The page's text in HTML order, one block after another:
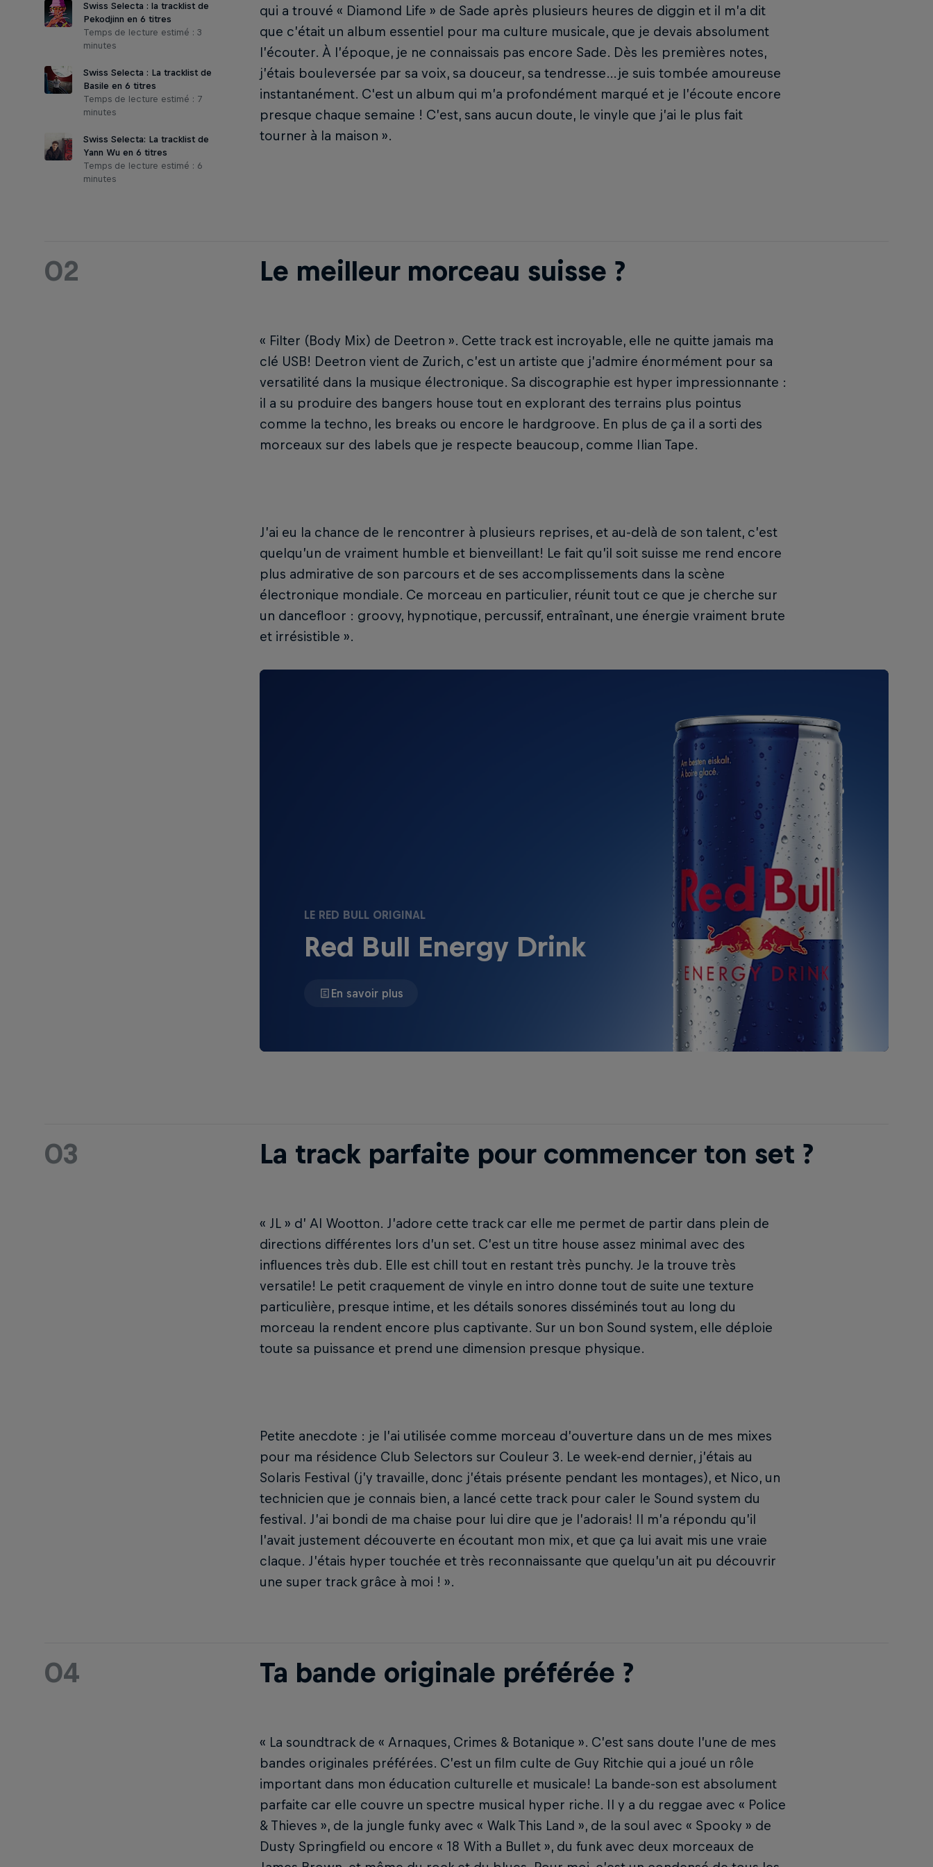
qui a trouvé « Diamond Life » de Sade après plusieurs heures de diggin et il m’a dit
que c’était un album essentiel pour ma culture musicale, que je devais absolument
l’écouter. À l’époque, je ne connaissais pas encore Sade. Dès les premières notes,
j’étais bouleversée par sa voix, sa douceur, sa tendresse…je suis tombée amoureuse
instantanément. C'est un album qui m’a profondément marqué et je l’écoute encore
presque chaque semaine ! C’est, sans aucun doute, le vinyle que j’ai le plus fait
tourner à la maison ».
Swiss Selecta : la tracklist de
Pekodjinn en 6 titres
Temps de lecture estimé : 3
minutes
Swiss Selecta : La tracklist de
Basile en 6 titres
Temps de lecture estimé : 7
minutes
Swiss Selecta: La tracklist de
Yann Wu en 6 titres
Temps de lecture estimé : 6
minutes
02 Le meilleur morceau suisse ?
« Filter (Body Mix) de Deetron ». Cette track est incroyable, elle ne quitte jamais ma
clé USB! Deetron vient de Zurich, c’est un artiste que j’admire énormément pour sa
versatilité dans la musique électronique. Sa discographie est hyper impressionnante :
il a su produire des bangers house tout en explorant des terrains plus pointus
comme la techno, les breaks ou encore le hardgroove. En plus de ça il a sorti des
morceaux sur des labels que je respecte beaucoup, comme Ilian Tape.
J’ai eu la chance de le rencontrer à plusieurs reprises, et au-delà de son talent, c’est
quelqu’un de vraiment humble et bienveillant! Le fait qu’il soit suisse me rend encore
plus admirative de son parcours et de ses accomplissements dans la scène
électronique mondiale. Ce morceau en particulier, réunit tout ce que je cherche sur
un dancefloor : groovy, hypnotique, percussif, entraînant, une énergie vraiment brute
et irrésistible ».
LE RED BULL ORIGINAL
Red Bull Energy Drink
En savoir plus
03 La track parfaite pour commencer ton set ?
« JL » d’ Al Wootton. J’adore cette track car elle me permet de partir dans plein de
directions différentes lors d’un set. C’est un titre house assez minimal avec des
influences très dub. Elle est chill tout en restant très punchy. Je la trouve très
versatile! Le petit craquement de vinyle en intro donne tout de suite une texture
particulière, presque intime, et les détails sonores disséminés tout au long du
morceau la rendent encore plus captivante. Sur un bon Sound system, elle déploie
toute sa puissance et prend une dimension presque physique.
Petite anecdote : je l’ai utilisée comme morceau d’ouverture dans un de mes mixes
pour ma résidence Club Selectors sur Couleur 3. Le week-end dernier, j’étais au
Solaris Festival (j’y travaille, donc j’étais présente pendant les montages), et Nico, un
technicien que je connais bien, a lancé cette track pour caler le Sound system du
festival. J’ai bondi de ma chaise pour lui dire que je l’adorais! Il m’a répondu qu’il
l’avait justement découverte en écoutant mon mix, et que ça lui avait mis une vraie
claque. J’étais hyper touchée et très reconnaissante que quelqu’un ait pu découvrir
une super track grâce à moi ! ».
04 Ta bande originale préférée ?
« La soundtrack de « Arnaques, Crimes & Botanique ». C’est sans doute l’une de mes
bandes originales préférées. C’est un film culte de Guy Ritchie qui a joué un rôle
important dans mon éducation culturelle et musicale! La bande-son est absolument
parfaite car elle couvre un spectre musical hyper riche. Il y a du reggae avec « Police
& Thieves », de la jungle funky avec « Walk This Land », de la soul avec « Spooky » de
Dusty Springfield ou encore « 18 With a Bullet », du funk avec deux morceaux de